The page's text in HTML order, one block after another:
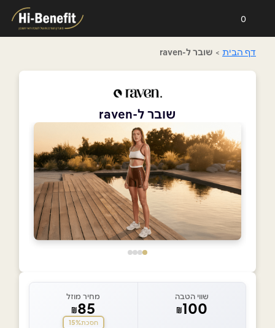
0
דף הבית > שובר ל-raven
שובר ל-raven
שווי הטבה
₪100
מחיר מוזל
₪85
חסכת15%